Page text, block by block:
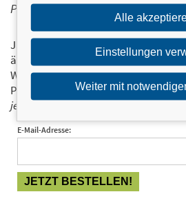
PERSONALISIERTE
Ja, ich will über interessante
ähnliche Produkte informiert
Wir halten Sie per E-Mail auf dem
Programm der Münchner
jetzt ein!
E-Mail-Adresse:
Alle
Einstellungen
Weiter mit